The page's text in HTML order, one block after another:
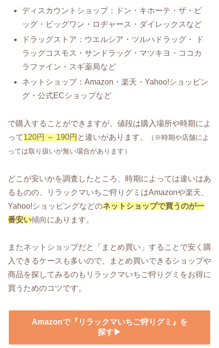
ディスカウントショップ：ドン・キホーテ・ザ・ビ
ッグ・ビッグワン・ロヂャース・ダイレックスなど
ドラッグストア：ウエルシア・ツルハドラッグ・ ド
ラッグコスモス・サンドラッグ・マツキヨ・ココカ
ラファイン・スギ薬局など
ネットショップ：Amazon・楽天・Yahoo!ショッピン
グ・公式ECショップなど
で購入することができますが、値段は購入場所や時期によ
って120円 ～ 190円 と違いがあります。
（※時期や店舗によ
っては取り扱いが無い場合があります）
どこが安いかを調査したところ、時期によっては違いはあ
るものの、リラックマいちご狩りグミはAmazonや楽天、
Yahoo!ショッピングなどのネットショップで買うのが一
番安い傾向にあります。
またネットショップだと「まとめ買い」することで安く購
入できるケースも多いので、まとめ買いできるショップや
商品を探してみるのもリラックマいちご狩りグミをお得に
買うためのコツです。
Amazonで『リラックマいちご狩りグミ』を
探す▶